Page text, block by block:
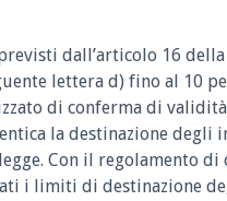
dall’articolo 16
lettera d) fino al 10
di conferma di
la destinazione degli
Con il regolamento di
i limiti di destinazione